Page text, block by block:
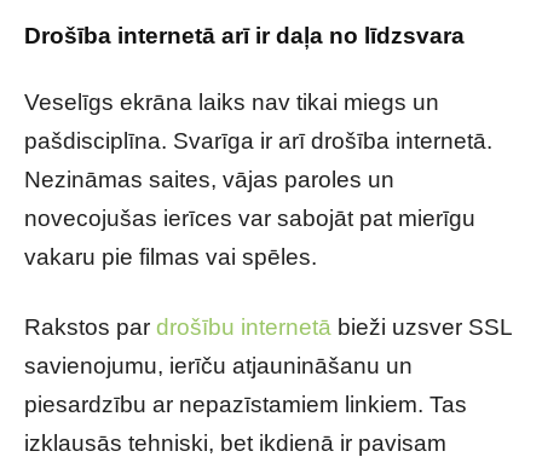
Drošība internetā arī ir daļa no līdzsvara
Veselīgs ekrāna laiks nav tikai miegs un
pašdisciplīna. Svarīga ir arī drošība internetā.
Nezināmas saites, vājas paroles un
novecojušas ierīces var sabojāt pat mierīgu
vakaru pie filmas vai spēles.
Rakstos par drošību internetā bieži uzsver SSL
savienojumu, ierīču atjaunināšanu un
piesardzību ar nepazīstamiem linkiem. Tas
izklausās tehniski, bet ikdienā ir pavisam